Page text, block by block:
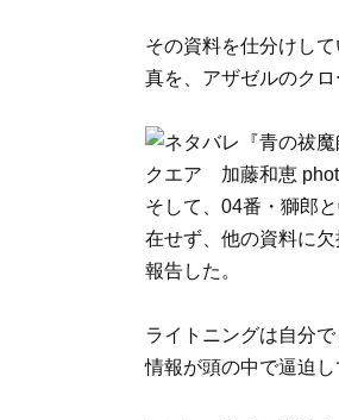
その資料を仕分けし
真を、アザゼルのクロ
そして、04番・獅郎
在せず、他の資料に
報告した。
ライトニングは自分
情報が頭の中で逼迫